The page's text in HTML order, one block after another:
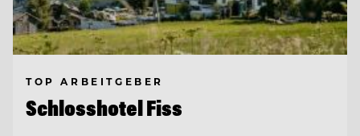
TOP ARBEITGEBER
Schlosshotel Fiss